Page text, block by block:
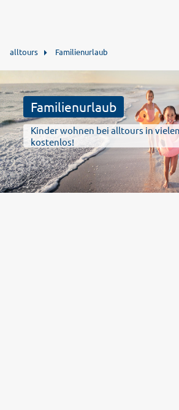
alltours Familienurlaub
Familienurlaub
Kinder wohnen bei alltours in
kostenlos!